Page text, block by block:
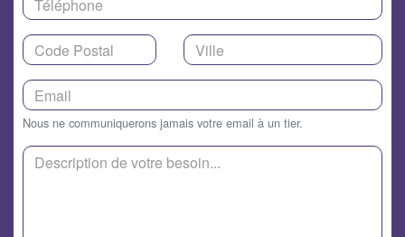
Nous ne communiquerons jamais votre email à un tier.